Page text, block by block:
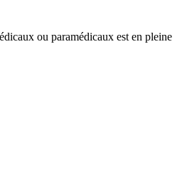
ou paramédicaux est en pleine